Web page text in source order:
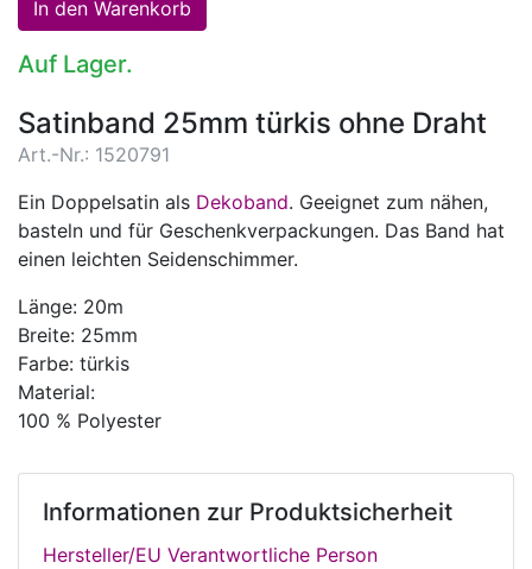
Auf Lager.
Satinband 25mm türkis ohne Draht
Art.-Nr.: 1520791
Ein Doppelsatin als Dekoband. Geeignet zum nähen,
basteln und für Geschenkverpackungen. Das Band hat
einen leichten Seidenschimmer.
Länge: 20m
Breite: 25mm
Farbe: türkis
Material:
100 % Polyester
Informationen zur Produktsicherheit
Hersteller/EU Verantwortliche Person